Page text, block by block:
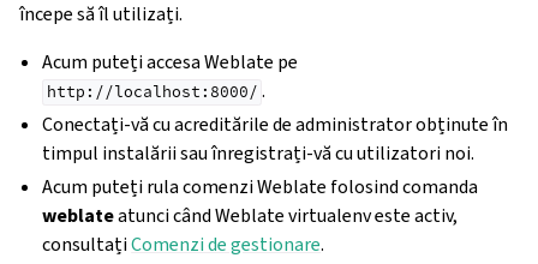
începe să îl utilizați.
Acum puteți accesa Weblate pe
http://localhost:8000/ .
Conectați-vă cu acreditările de administrator obținute în
timpul instalării sau înregistrați-vă cu utilizatori noi.
Acum puteți rula comenzi Weblate folosind comanda
weblateatunci când Weblate virtualenv este activ,
consultațiComenzi de gestionare.